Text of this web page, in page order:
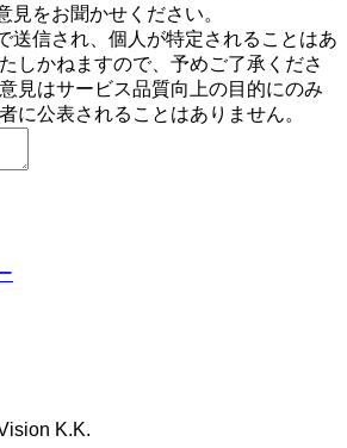
見をお聞かせください。
送信され、個人が特定されることはあ
しかねますので、予めご了承くださ
見はサービス品質向上の目的にのみ
に公表されることはありません。
K.K.